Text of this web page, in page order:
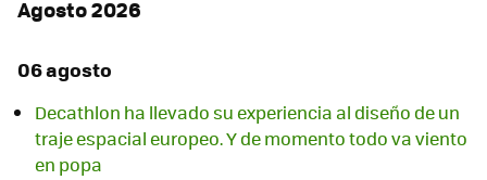
Agosto 2026
06 agosto
Decathlon ha llevado su experiencia al diseño de un
traje espacial europeo. Y de momento todo va viento
en popa